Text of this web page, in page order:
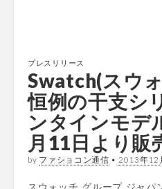
プレスリリース
Swatch(スウ
恒例の干支シ
ンタインモデ
月11日より販
by ファショコン通信 • 2013年12